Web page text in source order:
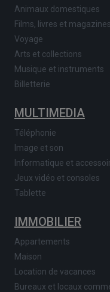
Animaux domestiques
Films, livres et magazines
Voyage
Arts et collections
Musique et instruments
Billetterie
MULTIMEDIA
Téléphonie
Image et son
Informatique et
Jeux vidéo et consoles
Tablette
IMMOBILIER
Appartements
Maison
Location de vacances
Bureaux et locaux